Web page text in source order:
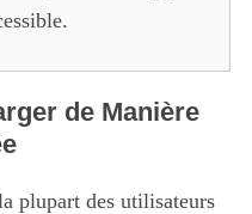
de Manière
plupart des utilisateurs